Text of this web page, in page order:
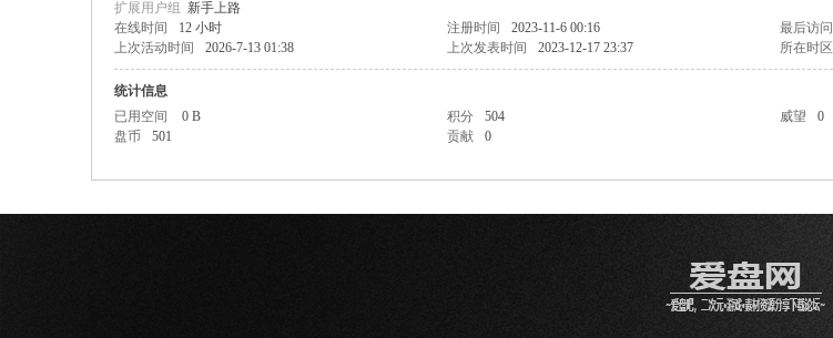
扩展用户组 新手上路
在线时间
12 小时 注册时间 2023-11-6 00:16 最后访问
上次活动时间
2026-7-13 01:38 上次发表时间 2023-12-17 23:37 所在时区
统计信息
已用空间
0 B 积分 504 威望
0
盘币
501 贡献 0